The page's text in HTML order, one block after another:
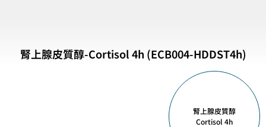
腎上腺皮質醇-Cortisol 4h (ECB004-HDDST4h)
腎上腺皮質醇
Cortisol 4h